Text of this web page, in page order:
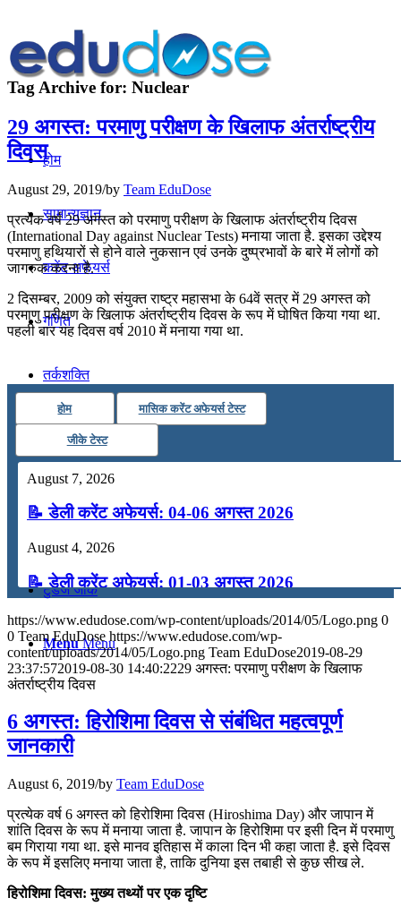
होम
सामान्यज्ञान
करेंट अफेयर्स
गणित
तर्कशक्ति
कंप्यूटर
अंग्रेजी
टुडेज जीके
Menu Menu
Tag Archive for: Nuclear
29 अगस्त: परमाणु परीक्षण के खिलाफ अंतर्राष्ट्रीय
दिवस
August 29, 2019/by Team EduDose
प्रत्येक वर्ष 29 अगस्त को परमाणु परीक्षण के खिलाफ अंतर्राष्ट्रीय दिवस
(International Day against Nuclear Tests) मनाया जाता है. इसका उद्देश्य
परमाणु हथियारों से होने वाले नुकसान एवं उनके दुष्प्रभावों के बारे में लोगों को
जागरुक करना है.
2 दिसम्बर, 2009 को संयुक्त राष्ट्र महासभा के 64वें सत्र में 29 अगस्त को
परमाणु परीक्षण के खिलाफ अंतर्राष्ट्रीय दिवस के रूप में घोषित किया गया था.
पहली बार यह दिवस वर्ष 2010 में मनाया गया था.
होम मासिक करेंट अफेयर्स टेस्ट
जीके टेस्ट
August 7, 2026
📝 डेली करेंट अफेयर्स: 04-06 अगस्त 2026
August 4, 2026
📝 डेली करेंट अफेयर्स: 01-03 अगस्त 2026
July 31, 2026
📝 डेली करेंट अफेयर्स: 28-31 जुलाई 2026
July 28, 2026
📝 डेली करेंट अफेयर्स: 25-27 जुलाई 2026
July 25, 2026
📝 डेली करेंट अफेयर्स: 22-24 जुलाई 2026
July 22, 2026
📝 डेली करेंट अफेयर्स: 19-21 जुलाई 2026
July 19, 2026
https://www.edudose.com/wp-content/uploads/2014/05/Logo.png 0
0 Team EduDose https://www.edudose.com/wp-
content/uploads/2014/05/Logo.png Team EduDose2019-08-29
23:37:572019-08-30 14:40:2229 अगस्त: परमाणु परीक्षण के खिलाफ
अंतर्राष्ट्रीय दिवस
6 अगस्त: हिरोशिमा दिवस से संबंधित महत्वपूर्ण
जानकारी
August 6, 2019/by Team EduDose
प्रत्येक वर्ष 6 अगस्त को हिरोशिमा दिवस (Hiroshima Day) और जापान में
शांति दिवस के रूप में मनाया जाता है. जापान के हिरोशिमा पर इसी दिन में परमाणु
बम गिराया गया था. इसे मानव इतिहास में काला दिन भी कहा जाता है. इसे दिवस
के रूप में इसलिए मनाया जाता है, ताकि दुनिया इस तबाही से कुछ सीख ले.
हिरोशिमा दिवस: मुख्य तथ्यों पर एक दृष्टि